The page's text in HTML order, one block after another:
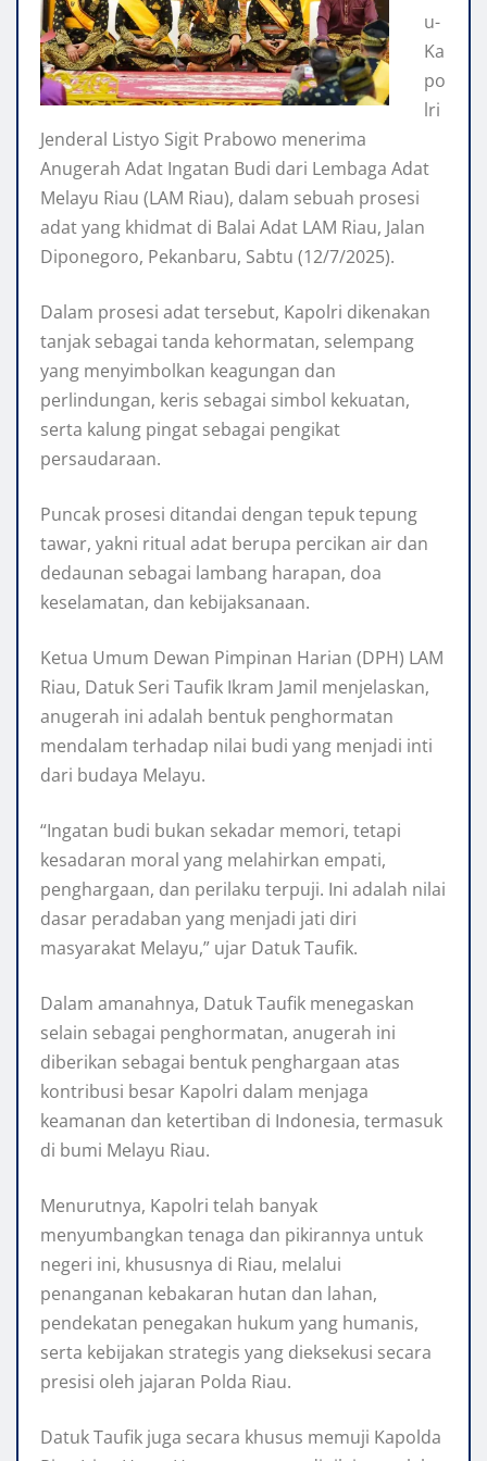
u-
Ka
po
lri
Jenderal Listyo Sigit Prabowo menerima
Anugerah Adat Ingatan Budi dari Lembaga Adat
Melayu Riau (LAM Riau), dalam sebuah prosesi
adat yang khidmat di Balai Adat LAM Riau, Jalan
Diponegoro, Pekanbaru, Sabtu (12/7/2025).
Dalam prosesi adat tersebut, Kapolri dikenakan
tanjak sebagai tanda kehormatan, selempang
yang menyimbolkan keagungan dan
perlindungan, keris sebagai simbol kekuatan,
serta kalung pingat sebagai pengikat
persaudaraan.
Puncak prosesi ditandai dengan tepuk tepung
tawar, yakni ritual adat berupa percikan air dan
dedaunan sebagai lambang harapan, doa
keselamatan, dan kebijaksanaan.
Ketua Umum Dewan Pimpinan Harian (DPH) LAM
Riau, Datuk Seri Taufik Ikram Jamil menjelaskan,
anugerah ini adalah bentuk penghormatan
mendalam terhadap nilai budi yang menjadi inti
dari budaya Melayu.
“Ingatan budi bukan sekadar memori, tetapi
kesadaran moral yang melahirkan empati,
penghargaan, dan perilaku terpuji. Ini adalah nilai
dasar peradaban yang menjadi jati diri
masyarakat Melayu,” ujar Datuk Taufik.
Dalam amanahnya, Datuk Taufik menegaskan
selain sebagai penghormatan, anugerah ini
diberikan sebagai bentuk penghargaan atas
kontribusi besar Kapolri dalam menjaga
keamanan dan ketertiban di Indonesia, termasuk
di bumi Melayu Riau.
Menurutnya, Kapolri telah banyak
menyumbangkan tenaga dan pikirannya untuk
negeri ini, khususnya di Riau, melalui
penanganan kebakaran hutan dan lahan,
pendekatan penegakan hukum yang humanis,
serta kebijakan strategis yang dieksekusi secara
presisi oleh jajaran Polda Riau.
Datuk Taufik juga secara khusus memuji Kapolda